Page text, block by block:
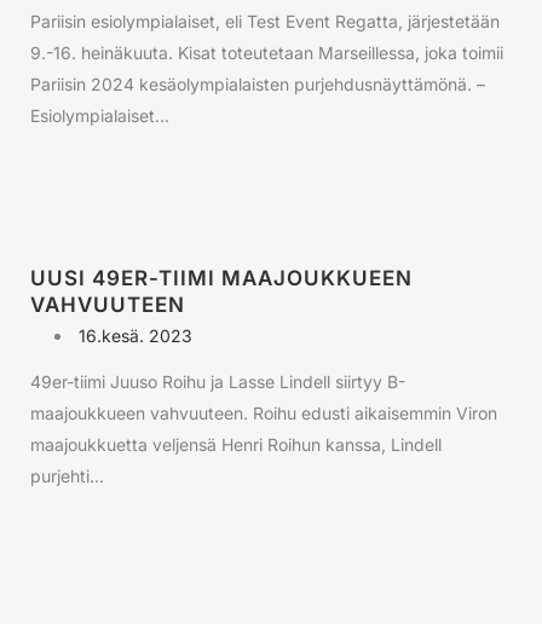
Pariisin esiolympialaiset, eli Test Event Regatta, järjestetään
9.-16. heinäkuuta. Kisat toteutetaan Marseillessa, joka toimii
Pariisin 2024 kesäolympialaisten purjehdusnäyttämönä. –
Esiolympialaiset...
UUSI 49ER-TIIMI MAAJOUKKUEEN
VAHVUUTEEN
16.kesä. 2023
49er-tiimi Juuso Roihu ja Lasse Lindell siirtyy B-
maajoukkueen vahvuuteen. Roihu edusti aikaisemmin Viron
maajoukkuetta veljensä Henri Roihun kanssa, Lindell
purjehti...